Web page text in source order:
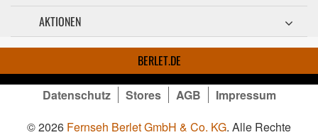
AKTIONEN
BERLET.DE
Datenschutz Stores AGB
Impressum
© 2026 Fernseh Berlet GmbH & Co. KG. Alle Rechte